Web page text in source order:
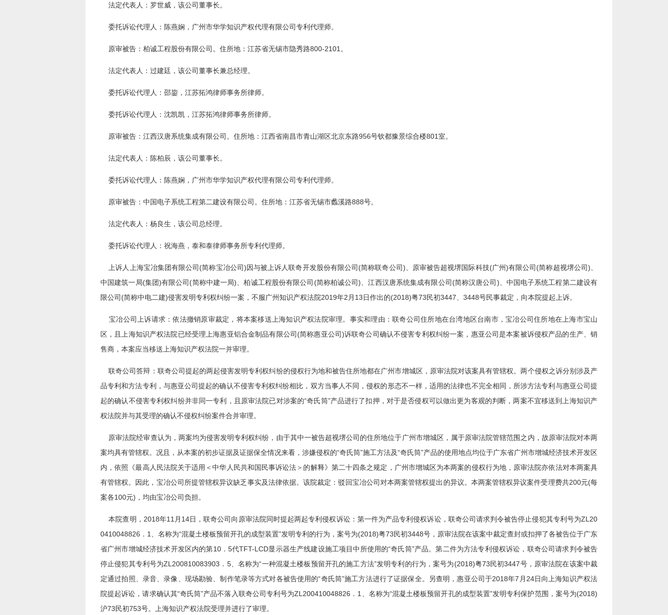
法定代表人：罗世威，该公司董事长。
委托诉讼代理人：陈燕娴，广州市华学知识产权代理有限公司专利代理师。
原审被告：柏诚工程股份有限公司。住所地：江苏省无锡市隐秀路800-2101。
法定代表人：过建廷，该公司董事长兼总经理。
委托诉讼代理人：邵鋆，江苏拓鸿律师事务所律师。
委托诉讼代理人：沈凯凯，江苏拓鸿律师事务所律师。
原审被告：江西汉唐系统集成有限公司。住所地：江西省南昌市青山湖区北京东路956号钦都豫景综合楼801室。
法定代表人：陈柏辰，该公司董事长。
委托诉讼代理人：陈燕娴，广州市华学知识产权代理有限公司专利代理师。
原审被告：中国电子系统工程第二建设有限公司。住所地：江苏省无锡市蠡溪路888号。
法定代表人：杨良生，该公司总经理。
委托诉讼代理人：祝海燕，泰和泰律师事务所专利代理师。
上诉人上海宝冶集团有限公司(简称宝冶公司)因与被上诉人联奇开发股份有限公司(简称联奇公司)、原审被告超视堺国际科技(广州)有限公司(简称超视堺公司)、
中国建筑一局(集团)有限公司(简称中建一局)、柏诚工程股份有限公司(简称柏诚公司)、江西汉唐系统集成有限公司(简称汉唐公司)、中国电子系统工程第二建设有
限公司(简称中电二建)侵害发明专利权纠纷一案，不服广州知识产权法院2019年2月13日作出的(2018)粤73民初3447、3448号民事裁定，向本院提起上诉。
宝冶公司上诉请求：依法撤销原审裁定，将本案移送上海知识产权法院审理。事实和理由：联奇公司住所地在台湾地区台南市，宝冶公司住所地在上海市宝山
区，且上海知识产权法院已经受理上海惠亚铝合金制品有限公司(简称惠亚公司)诉联奇公司确认不侵害专利权纠纷一案，惠亚公司是本案被诉侵权产品的生产、销
售商，本案应当移送上海知识产权法院一并审理。
联奇公司答辩：联奇公司提起的两起侵害发明专利权纠纷的侵权行为地和被告住所地都在广州市增城区，原审法院对该案具有管辖权。两个侵权之诉分别涉及产
品专利和方法专利，与惠亚公司提起的确认不侵害专利权纠纷相比，双方当事人不同，侵权的形态不一样，适用的法律也不完全相同，所涉方法专利与惠亚公司提
起的确认不侵害专利权纠纷并非同一专利，且原审法院已对涉案的“奇氏筒”产品进行了扣押，对于是否侵权可以做出更为客观的判断，两案不宜移送到上海知识产
权法院并与其受理的确认不侵权纠纷案件合并审理。
原审法院经审查认为，两案均为侵害发明专利权纠纷，由于其中一被告超视堺公司的住所地位于广州市增城区，属于原审法院管辖范围之内，故原审法院对本两
案均具有管辖权。况且，从本案的初步证据及证据保全情况来看，涉嫌侵权的“奇氏筒”施工方法及“奇氏筒”产品的使用地点均位于广东省广州市增城经济技术开发区
内，依照《最高人民法院关于适用＜中华人民共和国民事诉讼法＞的解释》第二十四条之规定，广州市增城区为本两案的侵权行为地，原审法院亦依法对本两案具
有管辖权。因此，宝冶公司所提管辖权异议缺乏事实及法律依据。该院裁定：驳回宝冶公司对本两案管辖权提出的异议。本两案管辖权异议案件受理费共200元(每
案各100元)，均由宝冶公司负担。
本院查明，2018年11月14日，联奇公司向原审法院同时提起两起专利侵权诉讼：第一件为产品专利侵权诉讼，联奇公司请求判令被告停止侵犯其专利号为ZL20
0410048826．1、名称为“混凝土楼板预留开孔的成型装置”发明专利的行为，案号为(2018)粤73民初3448号，原审法院在该案中裁定查封或扣押了各被告位于广东
省广州市增城经济技术开发区内的第10．5代TFT-LCD显示器生产线建设施工项目中所使用的“奇氏筒”产品。第二件为方法专利侵权诉讼，联奇公司请求判令被告
停止侵犯其专利号为ZL200810083903．5、名称为“一种混凝土楼板预留开孔的施工方法”发明专利的行为，案号为(2018)粤73民初3447号，原审法院在该案中裁
定通过拍照、录音、录像、现场勘验、制作笔录等方式对各被告使用的“奇氏筒”施工方法进行了证据保全。另查明，惠亚公司于2018年7月24日向上海知识产权法
院提起诉讼，请求确认其“奇氏筒”产品不落入联奇公司专利号为ZL200410048826．1、名称为“混凝土楼板预留开孔的成型装置”发明专利保护范围，案号为(2018)
沪73民初753号。上海知识产权法院受理并进行了审理。